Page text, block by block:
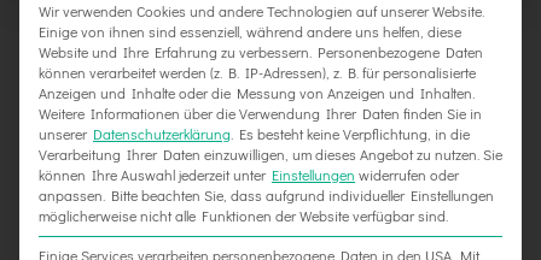
Neue Mappen für Eldercare
Wir verwenden Cookies und andere Technologien auf unserer Website.
Einige von ihnen sind essenziell, während andere uns helfen, diese
Website und Ihre Erfahrung zu verbessern. Personenbezogene Daten
können verarbeitet werden (z. B. IP-Adressen), z. B. für personalisierte
Anzeigen und Inhalte oder die Messung von Anzeigen und Inhalten.
Weitere Informationen über die Verwendung Ihrer Daten finden Sie in
unserer Datenschutzerklärung Es besteht keine Verpflichtung, in die
Verarbeitung Ihrer Daten einzuwilligen, um dieses Angebot zu nutzen. Sie
können Ihre Auswahl jederzeit unter Einstellungen widerrufen oder
anpassen. Bitte beachten Sie, dass aufgrund individueller Einstellungen
möglicherweise nicht alle Funktionen der Website verfügbar sind.
Einige Services verarbeiten personenbezogene Daten in den USA. Mit